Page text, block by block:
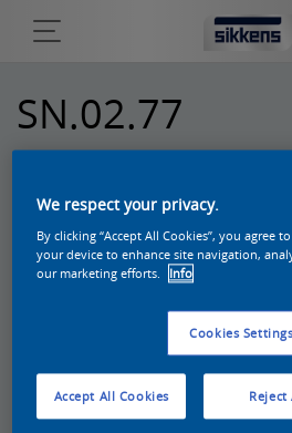
SN.02.77
Zoek een
We respect your privacy.
By clicking “Accept All Cookies”, you agree
your device to enhance site navigation,
our marketing efforts.
Info
Cookies Settings
Reject
Accept All Cookies